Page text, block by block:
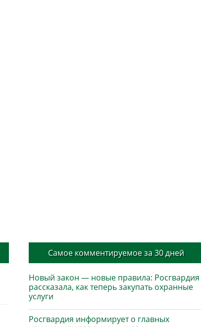
Самое комментируемое за 30 дней
Новый закон — новые правила: Росгвардия
рассказала, как теперь закупать охранные
услуги
Росгвардия информирует о главных